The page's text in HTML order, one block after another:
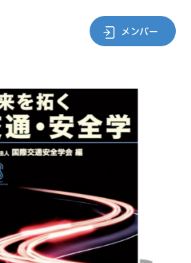
メンバー